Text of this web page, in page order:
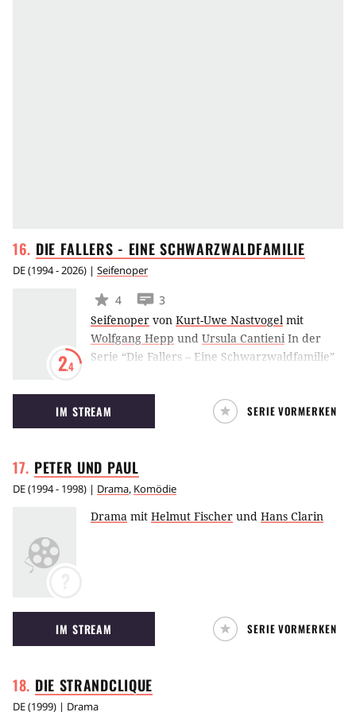
DIE FALLERS - EINESCHWARZWALDFAMILIE
DE(1994 - 2026) | Seifenoper
2.4
4
3
Seifenoper von Kurt-Uwe Nastvogel mit
Wolfgang Hepp und Ursula Cantieni In der
Serie “Die Fallers – Eine Schwarzwaldfamilie”
Bauernhof im Schwarzwald erzählt. Dabei gibt
es um allerlei Verwicklungen, nachdem im
Lauf der Serie der Senior Hermann
Serie liegt aber auf den drei Kindern Kati,
Bernhard und Karl, die ihre zahlreichen
Griff bekommen.
IM STREAM SERIE VORMERKEN
PETER UND PAUL
DE(1994 - 1998) | Drama, Komödie
Drama mit Helmut Fischer und Hans Clarin
IM STREAM SERIE VORMERKEN
DIE STRANDCLIQUE
DE(1999) | Drama